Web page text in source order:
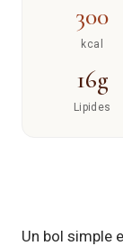
300
kcal
16g
Lipides
Un bol simple